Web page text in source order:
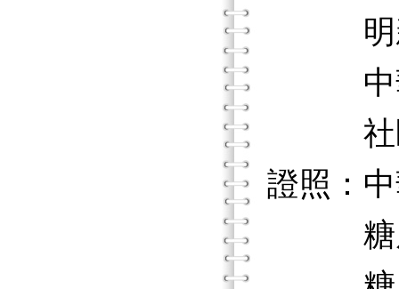
明新
中華
社區
證照：
糖尿